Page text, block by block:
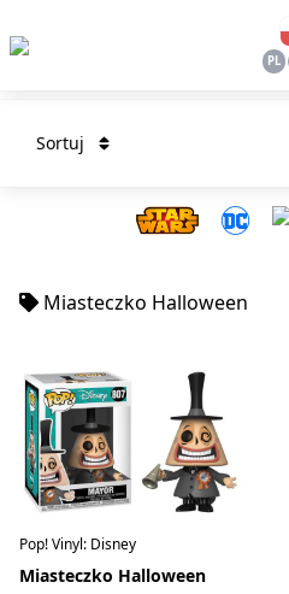
PL
Sortuj
Miasteczko Halloween
Pop! Vinyl: Disney
Miasteczko Halloween